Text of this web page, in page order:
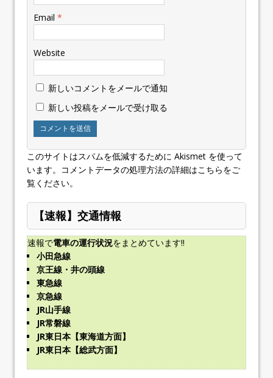
Email *
Website
新しいコメントをメールで通知
新しい投稿をメールで受け取る
このサイトはスパムを低減するために Akismet を使って
います。 コメントデータの処理方法の詳細はこちらをご
覧ください。
【速報】交通情報
速報で電車の運行状況をまとめています!!
小田急線
京王線・井の頭線
東急線
京急線
JR山手線
JR常磐線
JR東日本【東海道方面】
JR東日本【総武方面】